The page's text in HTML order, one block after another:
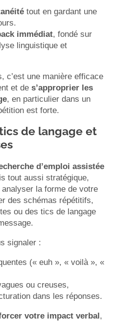
tout en gardant une
immédiat, fondé sur
linguistique et
c’est une manière efficace
et de s’approprier les
, en particulier dans un
est forte.
de langage et
d’emploi assistée
tout aussi stratégique,
la forme de votre
des schémas répétitifs,
ou des tics de langage
signaler :
(« euh », « voilà », «
ou creuses,
dans les réponses.
votre impact verbal,